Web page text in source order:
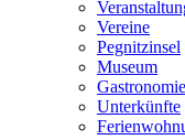
Vereine
Pegnitzinsel
Museum
Gastronomie
Unterkünfte